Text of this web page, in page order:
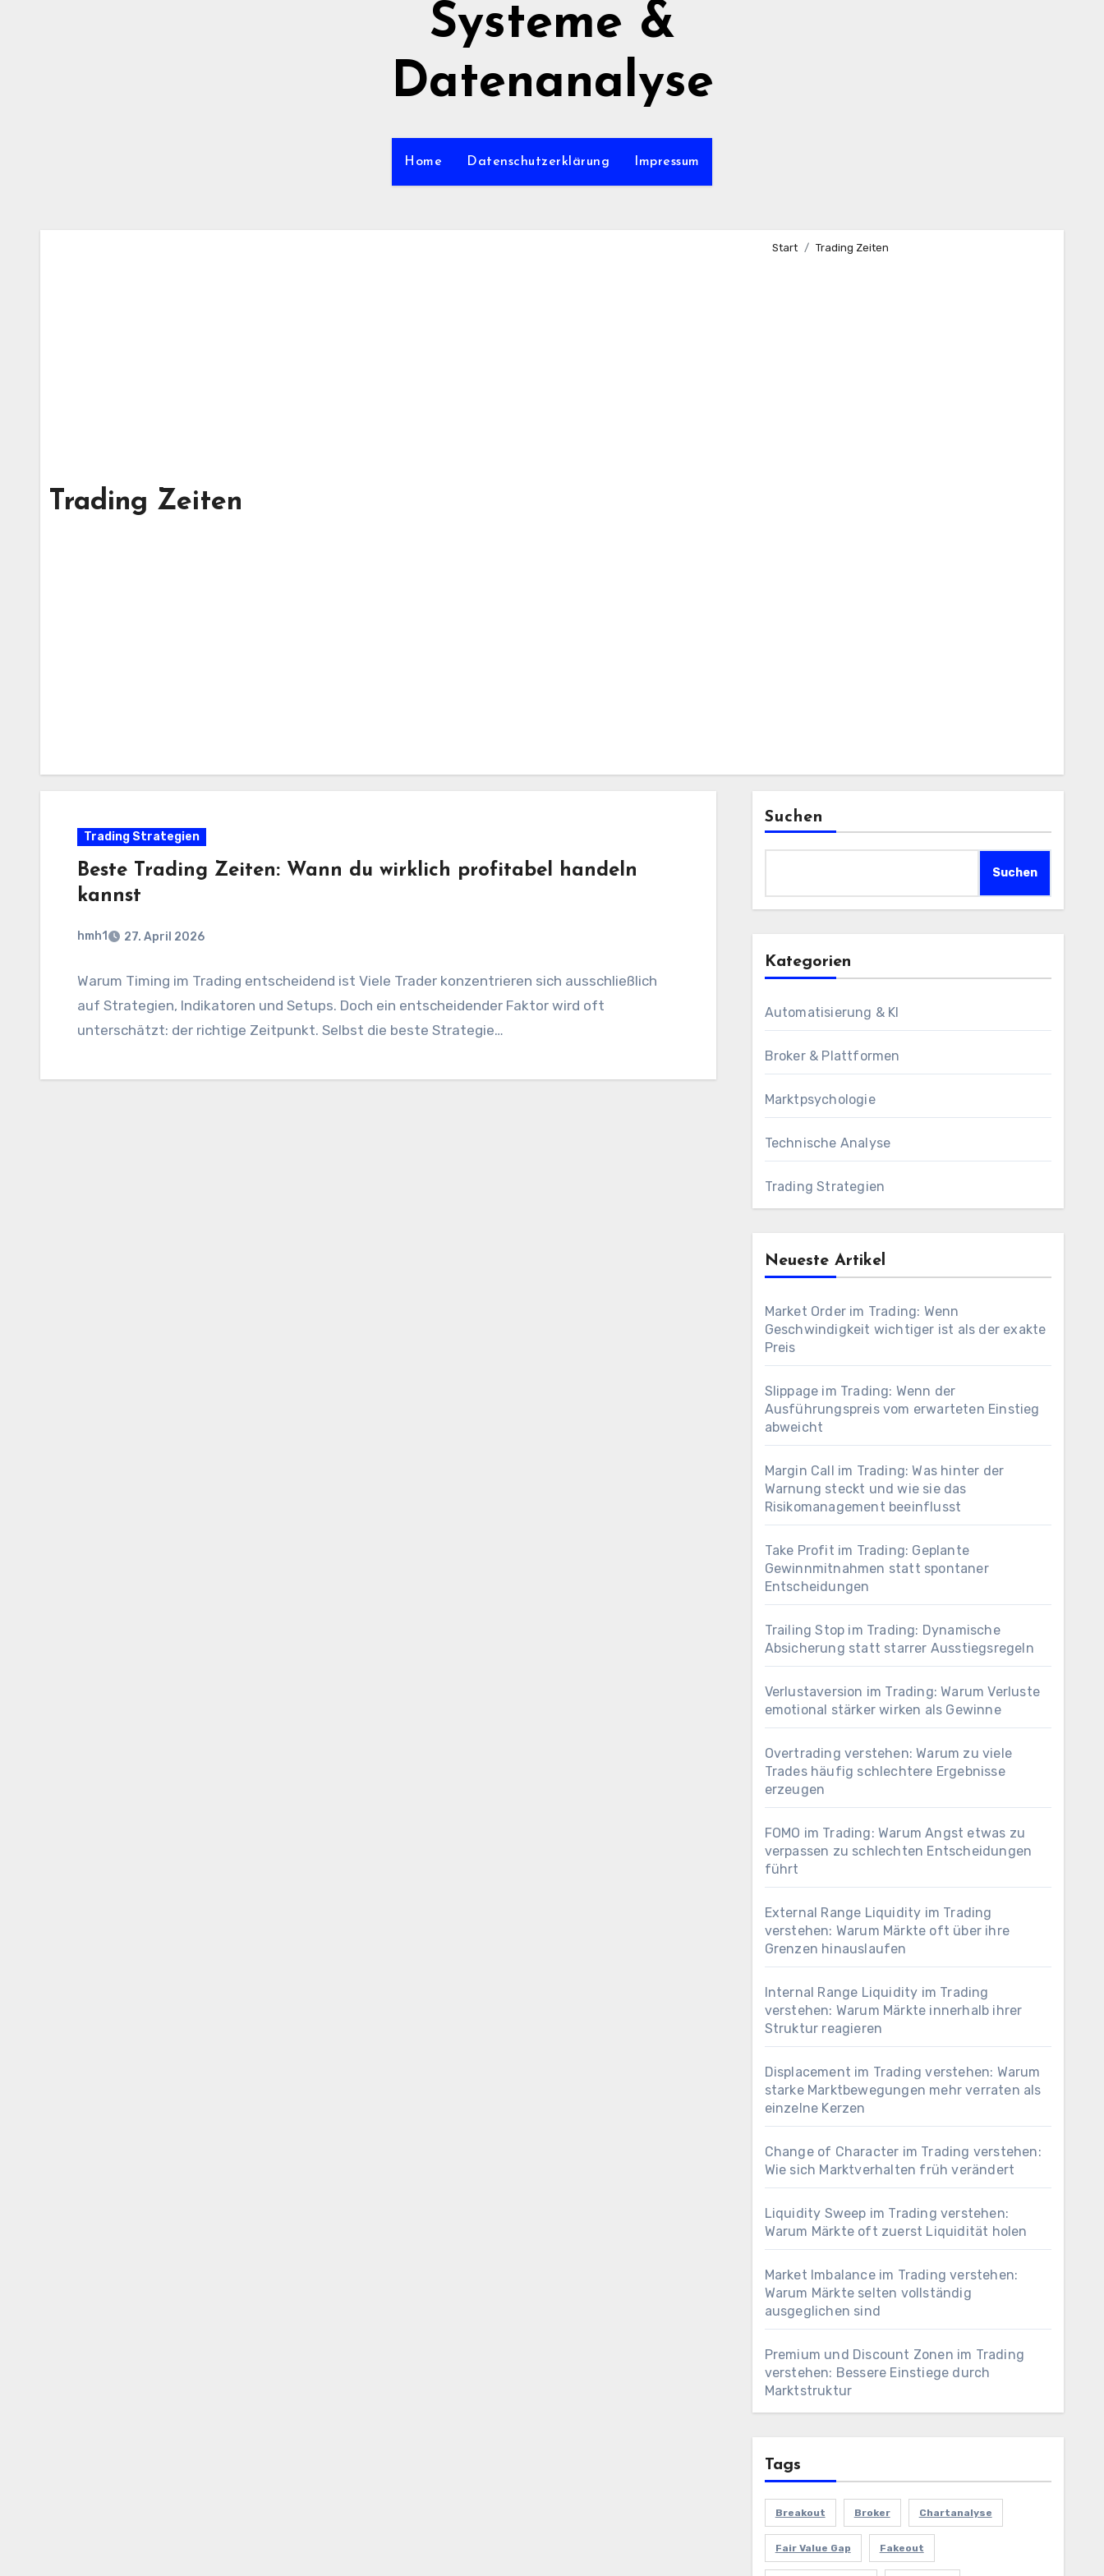
Systeme &
Datenanalyse
Home Datenschutzerklärung Impressum
Trading Zeiten
Start Trading Zeiten
Trading Strategien
Beste Trading Zeiten: Wann du wirklich profitabel handeln
kannst
hmh1 27. April 2026
Warum Timing im Trading entscheidend ist Viele Trader konzentrieren sich ausschließlich
auf Strategien, Indikatoren und Setups. Doch ein entscheidender Faktor wird oft
unterschätzt: der richtige Zeitpunkt. Selbst die beste Strategie…
Suchen
Suchen
Kategorien
Automatisierung & KI
Broker & Plattformen
Marktpsychologie
Technische Analyse
Trading Strategien
Neueste Artikel
Market Order im Trading: Wenn
Geschwindigkeit wichtiger ist als der exakte
Preis
Slippage im Trading: Wenn der
Ausführungspreis vom erwarteten Einstieg
abweicht
Margin Call im Trading: Was hinter der
Warnung steckt und wie sie das
Risikomanagement beeinflusst
Take Profit im Trading: Geplante
Gewinnmitnahmen statt spontaner
Entscheidungen
Trailing Stop im Trading: Dynamische
Absicherung statt starrer Ausstiegsregeln
Verlustaversion im Trading: Warum Verluste
emotional stärker wirken als Gewinne
Overtrading verstehen: Warum zu viele
Trades häufig schlechtere Ergebnisse
erzeugen
FOMO im Trading: Warum Angst etwas zu
verpassen zu schlechten Entscheidungen
führt
External Range Liquidity im Trading
verstehen: Warum Märkte oft über ihre
Grenzen hinauslaufen
Internal Range Liquidity im Trading
verstehen: Warum Märkte innerhalb ihrer
Struktur reagieren
Displacement im Trading verstehen: Warum
starke Marktbewegungen mehr verraten als
einzelne Kerzen
Change of Character im Trading verstehen:
Wie sich Marktverhalten früh verändert
Liquidity Sweep im Trading verstehen:
Warum Märkte oft zuerst Liquidität holen
Market Imbalance im Trading verstehen:
Warum Märkte selten vollständig
ausgeglichen sind
Premium und Discount Zonen im Trading
verstehen: Bessere Einstiege durch
Marktstruktur
Tags
Breakout Broker Chartanalyse
Fair Value Gap Fakeout